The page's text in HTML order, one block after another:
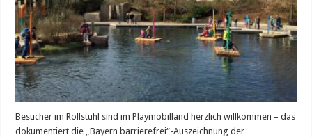
Besucher im Rollstuhl sind im Playmobilland herzlich willkommen – das
dokumentiert die „Bayern barrierefrei“-Auszeichnung der